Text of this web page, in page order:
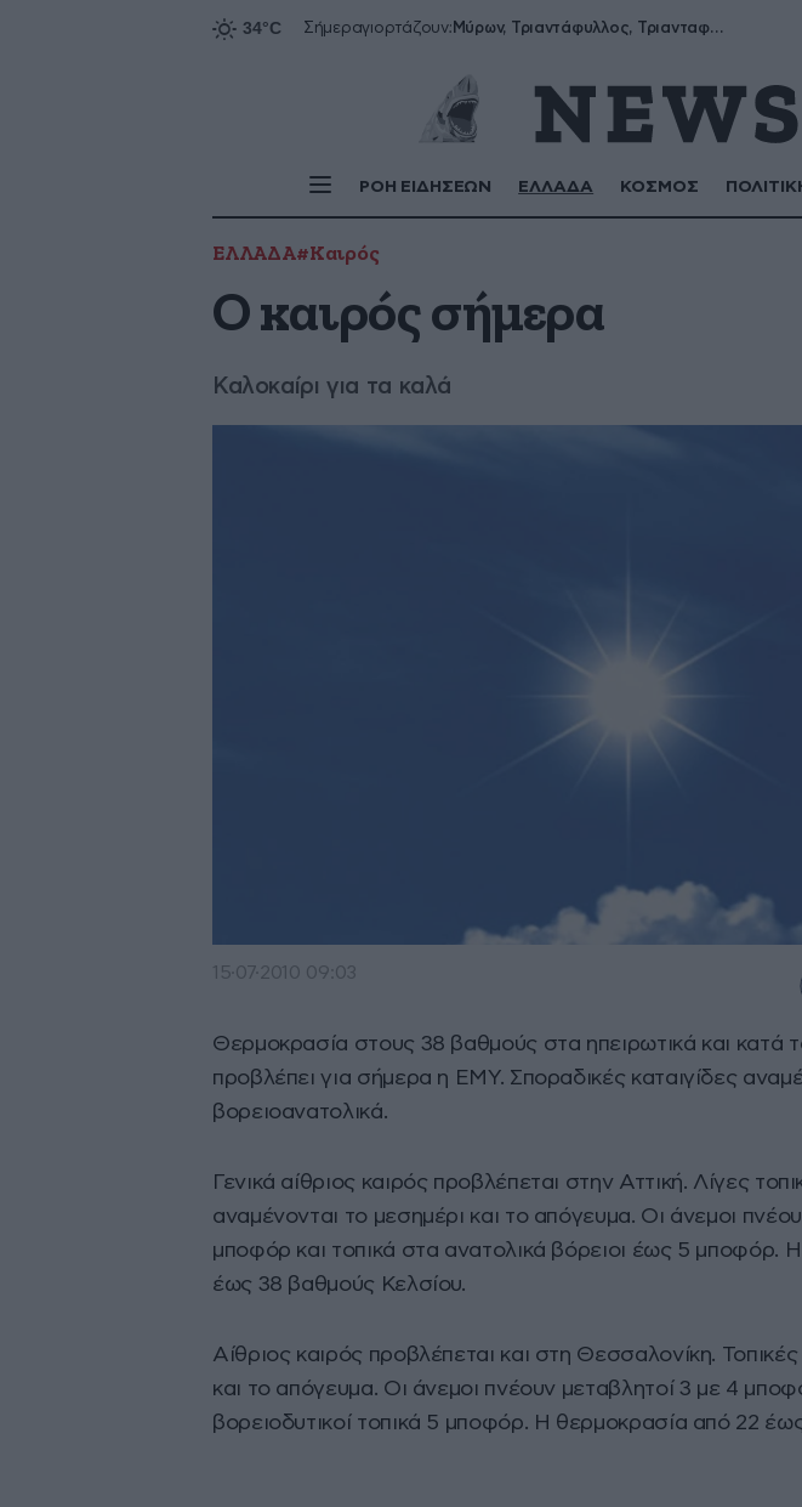
Σήμεραγιορτάζουν: Μύρων, Τριαντάφυλλος, Τριανταφυλλιά, Φυλλιώ, Ρόζα
ΡΟΗ ΕΙΔΗΣΕΩΝ ΕΛΛΑΔΑ ΚΟΣΜΟΣ
ΕΛΛΑΔΑ#Καιρός
Ο καιρός σήμερα
Καλοκαίρι για τα καλά
15·07·2010 09:03
Θερμοκρασία στους 38 βαθμούς στα ηπειρωτικά και κατά
προβλέπει για σήμερα η ΕΜΥ. Σποραδικές καταιγίδες
βορειοανατολικά.
Γενικά αίθριος καιρός προβλέπεται στην Αττική. Λίγες
αναμένονται το μεσημέρι και το απόγευμα. Οι άνεμοι
μποφόρ και τοπικά στα ανατολικά βόρειοι έως 5 μποφόρ.
έως 38 βαθμούς Κελσίου.
Αίθριος καιρός προβλέπεται και στη Θεσσαλονίκη.
και το απόγευμα. Οι άνεμοι πνέουν μεταβλητοί 3 με 4
βορειοδυτικοί τοπικά 5 μποφόρ. Η θερμοκρασία από 22